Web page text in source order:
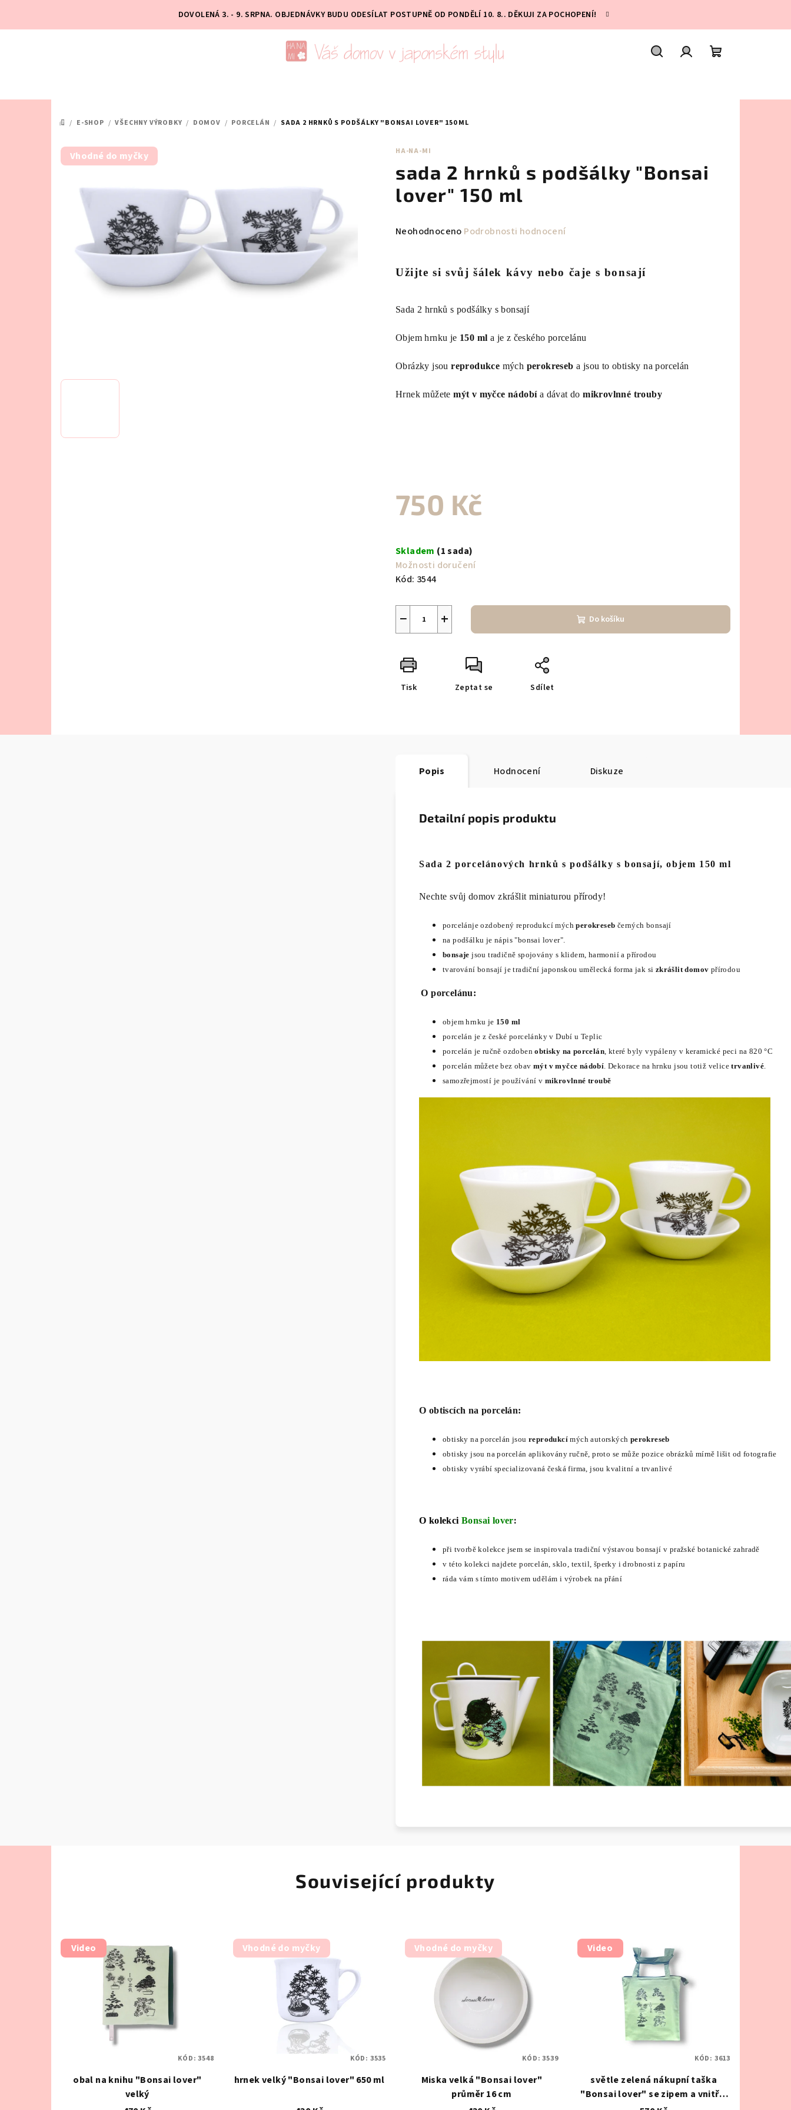
DOVOLENÁ 3. - 9. SRPNA. OBJEDNÁVKY BUDU ODESÍLAT POSTUPNĚ OD PONDĚLÍ 10. 8.. DĚKUJI ZA POCHOPENÍ!
košík
DOMŮ
/ E-SHOP / VŠECHNY VÝROBKY / DOMOV / PORCELÁN / SADA 2 HRNKŮ S PODŠÁLKY "BONSAI LOVER" 150 ML
HA-NA-MI
sada 2 hrnků s podšálky "Bonsai
lover" 150 ml
Průměrné
je
5
Neohodnoceno Podrobnosti hodnocení
Užijte si svůj šálek kávy nebo čaje s bonsají
Sada 2 hrnků s podšálky s bonsají
Objem hrnku je 150 ml a je z českého porcelánu
Obrázky jsoureprodukce mých perokreseb a jsou to obtisky na porcelán
Hrnek můžetemýt v myčce nádobía dávat domikrovlnné trouby
750 Kč
cena:
Skladem (1 sada)
Možnosti doručení
Kód: 3544
+
− Do košíku
Tisk Zeptat se Sdílet
Vhodné do myčky
Popis Hodnocení Diskuze
Detailní popis produktu
Sada 2 porcelánových hrnků s podšálky s bonsají, objem 150 ml
Nechte svůj domov zkrášlit miniaturou přírody!
porcelánje ozdobený reprodukcí mýchperokreseb černých bonsají
na podšálku je nápis "bonsai lover".
bonsaje jsou tradičně spojovány s klidem, harmonií a přírodou
tvarování bonsají je tradiční japonskou umělecká forma jak si zkrášlit domov přírodou
O porcelánu:
objem hrnku je 150 ml
porcelán je z české porcelánky v Dubí u Teplic
porcelán je ručně ozdobenobtisky na porcelán, které byly vypáleny v keramické peci na 820 °C
porcelán můžete bez obav mýt v myčce nádobí. Dekorace na hrnku jsou totiž velicetrvanlivé.
samozřejmostí je používání v mikrovlnné troubě
O obtiscích na porcelán:
obtisky na porcelán jsou reprodukcí mých autorských perokreseb
obtisky jsou na porcelán aplikovány ručně, proto se může pozice obrázků mírně lišit od fotografie
obtisky vyrábí specializovaná česká firma, jsou kvalitní a trvanlivé
O kolekciBonsai lover:
při tvorbě kolekce jsem se inspirovala tradiční výstavou bonsají v pražské botanické zahradě
v této kolekci najdete porcelán, sklo, textil, šperky i drobnosti z papíru
ráda vám s tímto motivem udělám i výrobek na přání
Související produkty
Video
obal na knihu "Bonsai lover"
velký
KÓD:3548
Vhodné do myčky
hrnek velký "Bonsai lover" 650 ml
KÓD: 3535
Vhodné do myčky
Miska velká "Bonsai lover"
průměr 16 cm
KÓD:3539
Video
světle zelená nákupní taška
"Bonsai lover" se zipem a vnitřní
KÓD: 3613